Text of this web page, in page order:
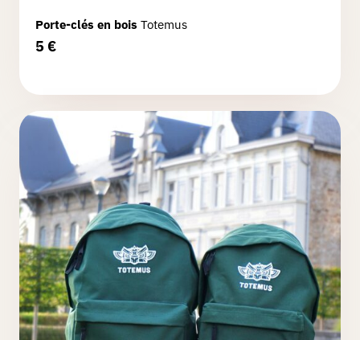
Abonnement
Premium
mesure
Boutique
Goodies
Partenaires
Connexion
Porte-clés en bois Totemus
5 €